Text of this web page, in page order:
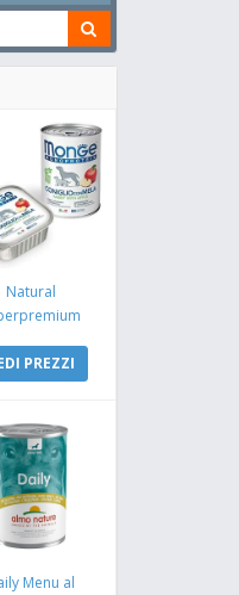
Natural
e Mela
PREZZI
Menu al